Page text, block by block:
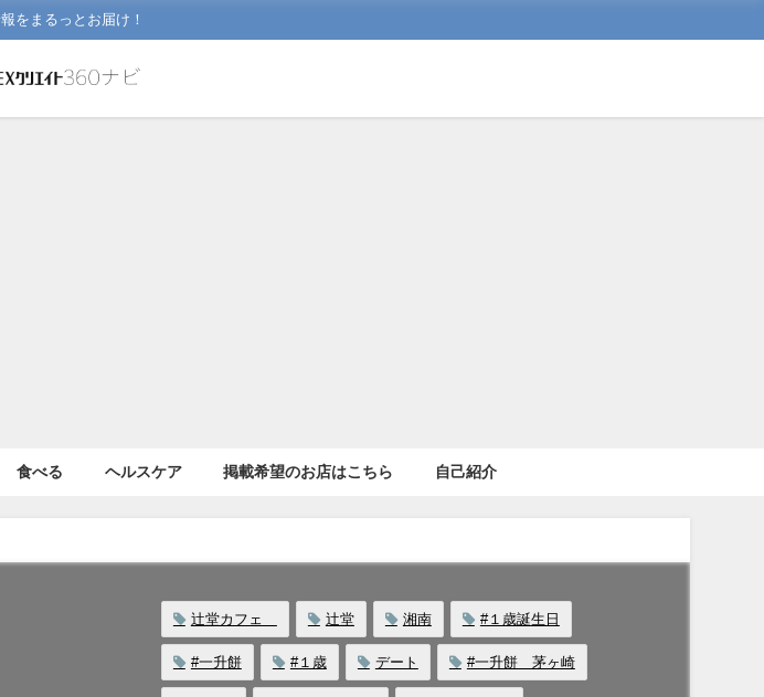
をまるっとお届け！
食べる ヘルスケア 掲載希望のお店はこちら 自己紹介
辻堂カフェ 辻堂 湘南 #１歳誕生日
#一升餅 #１歳 デート #一升餅 茅ヶ崎